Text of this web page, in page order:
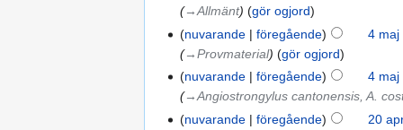
→‎Allmänt
gör ogjord
nuvarande
föregående
4 maj
→‎Provmaterial
gör ogjord
nuvarande
föregående
4 maj
→‎Angiostrongylus cantonensis, A.
nuvarande
föregående
20